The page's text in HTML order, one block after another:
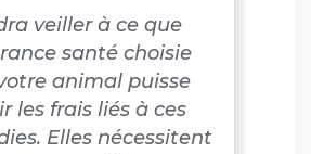
veiller à ce que
santé choisie
animal puisse
les frais liés à ces
Elles nécessitent